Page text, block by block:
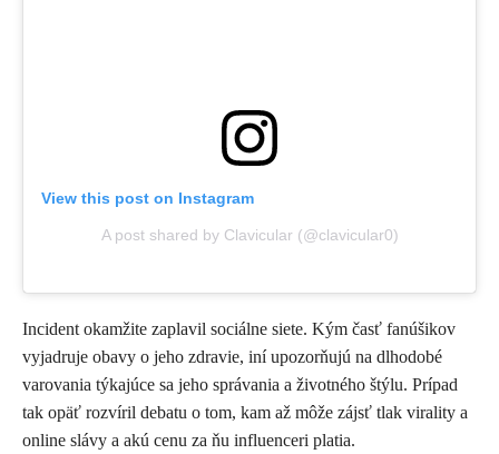
View this post on Instagram
A post shared by Clavicular (@clavicular0)
Incident okamžite zaplavil sociálne siete. Kým časť fanúšikov
vyjadruje obavy o jeho zdravie, iní upozorňujú na dlhodobé
varovania týkajúce sa jeho správania a životného štýlu. Prípad
tak opäť rozvíril debatu o tom, kam až môže zájsť tlak virality a
online slávy a akú cenu za ňu influenceri platia.